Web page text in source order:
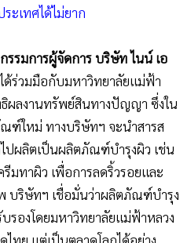
ะเทศได้ไม่ยาก
รมการผู้จัดการ บริษัท ไนน์ เอ
ด้ร่วมมือกับมหาวิทยาลัยแม่ฟ้า
ธิผลงานทรัพย์สินทางปัญญา ซึ่งใน
ฑ์ใหม่ ทางบริษัทฯ จะนำสารส
ปผลิตเป็นผลิตภัณฑ์บำรุงผิว เช่น
มทาผิว เพื่อการลดริ้วรอยและ
บริษัทฯ เชื่อมั่นว่าผลิตภัณฑ์บำรุง
รองโดยมหาวิทยาลัยแม่ฟ้าหลวง